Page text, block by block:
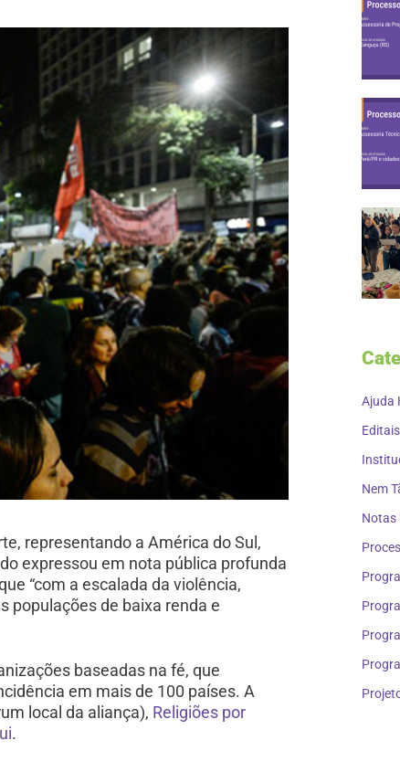
representando a América do Sul,
expressou em nota pública profunda
“com a escalada da violência,
populações de baixa renda e
baseadas na fé, que
em mais de 100 países. A
local da aliança), Religiões por
.
Ajuda
Nem
Notas